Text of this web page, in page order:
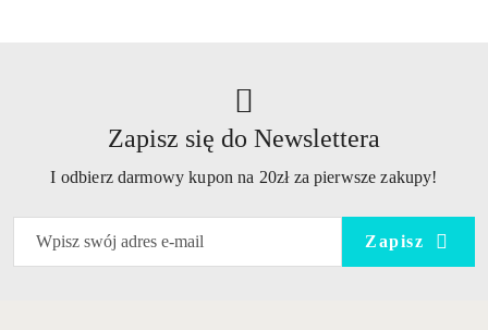
Zapisz się do Newslettera
I odbierz darmowy kupon na 20zł za pierwsze zakupy!
Zapisz